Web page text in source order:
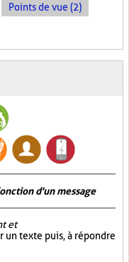
Points de vue (2)
d'un message
et
un texte puis, à répondre